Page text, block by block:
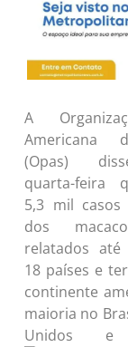
A
Americana
(Opas)
quarta-feira
5,3 mil
dos
relatados
18 países e
continente
maioria no
Unidos e